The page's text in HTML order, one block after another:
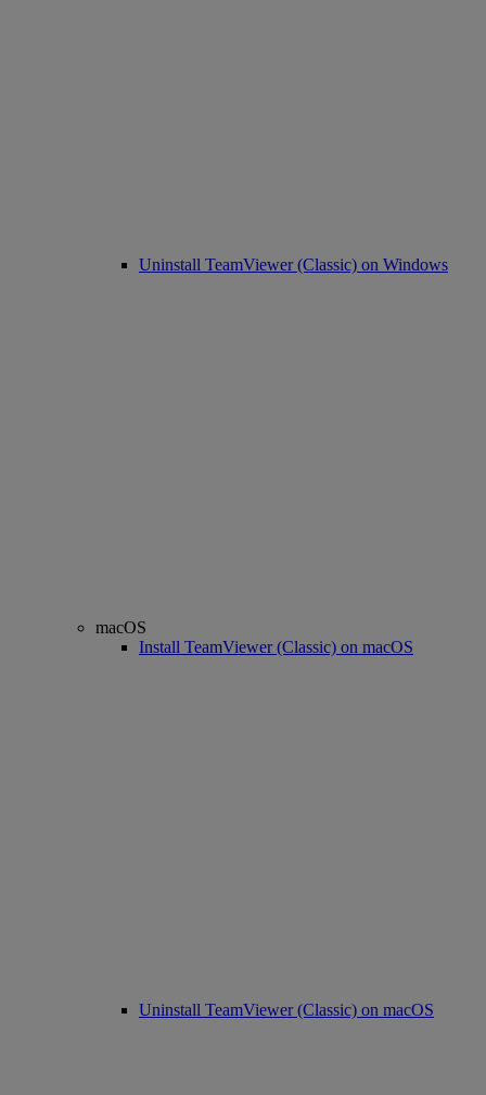
Uninstall TeamViewer (Classic) on Windows
macOS
Install TeamViewer (Classic) on macOS
Uninstall TeamViewer (Classic) on macOS